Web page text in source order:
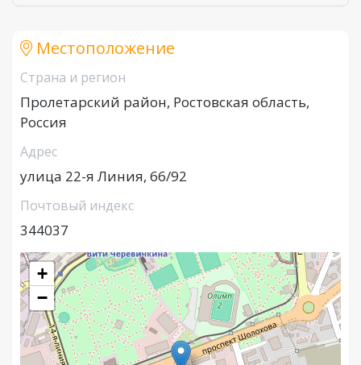
Местоположение
Страна и регион
Пролетарский район, Ростовская область,
Россия
Адрес
улица 22-я Линия, 66/92
Почтовый индекс
344037
+
−